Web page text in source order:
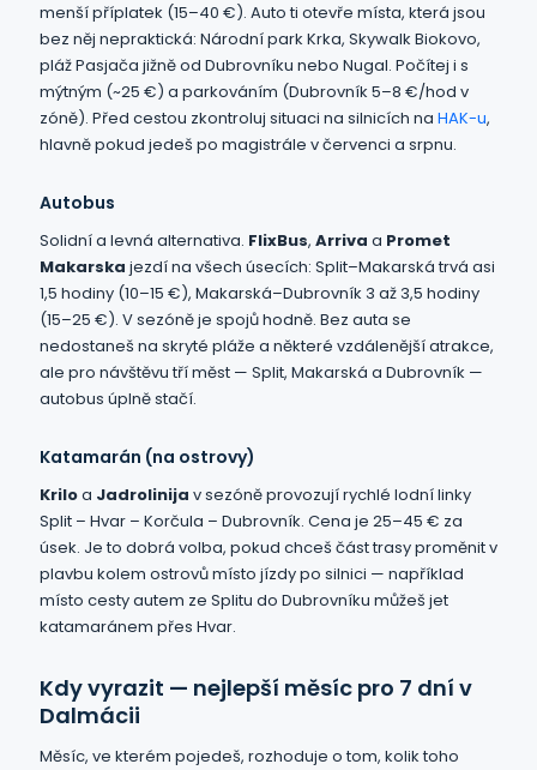
menší příplatek (15–40 €). Auto ti otevře místa, která jsou
bez něj nepraktická: Národní park Krka, Skywalk Biokovo,
pláž Pasjača jižně od Dubrovníku nebo Nugal. Počítej i s
mýtným (~25 €) a parkováním (Dubrovník 5–8 €/hod v
zóně). Před cestou zkontroluj situaci na silnicích na HAK-u,
hlavně pokud jedeš po magistrále v červenci a srpnu.
Autobus
Solidní a levná alternativa. FlixBus, Arriva a Promet
Makarska jezdí na všech úsecích: Split–Makarská trvá asi
1,5 hodiny (10–15 €), Makarská–Dubrovník 3 až 3,5 hodiny
(15–25 €). V sezóně je spojů hodně. Bez auta se
nedostaneš na skryté pláže a některé vzdálenější atrakce,
ale pro návštěvu tří měst — Split, Makarská a Dubrovník —
autobus úplně stačí.
Katamarán (na ostrovy)
Kriloa Jadrolinija v sezóně provozují rychlé lodní linky
Split – Hvar – Korčula – Dubrovník. Cena je 25–45 € za
úsek. Je to dobrá volba, pokud chceš část trasy proměnit v
plavbu kolem ostrovů místo jízdy po silnici — například
místo cesty autem ze Splitu do Dubrovníku můžeš jet
katamaránem přes Hvar.
Kdy vyrazit — nejlepší měsíc pro 7 dní v
Dalmácii
Měsíc, ve kterém pojedeš, rozhoduje o tom, kolik toho